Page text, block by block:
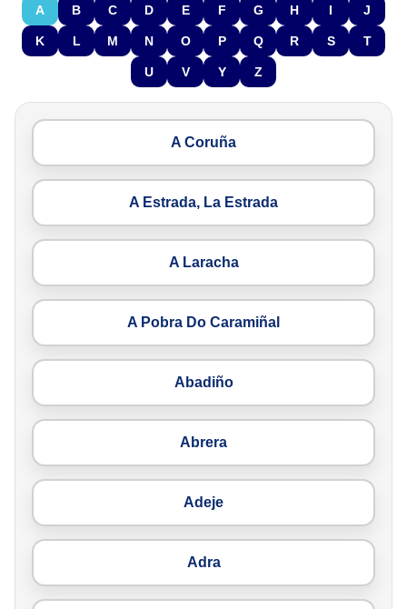
A B C D E F G H I J
K L M N O P Q R S T
U V Y Z
A Coruña
A Estrada, La Estrada
A Laracha
A Pobra Do Caramiñal
Abadiño
Abrera
Adeje
Adra